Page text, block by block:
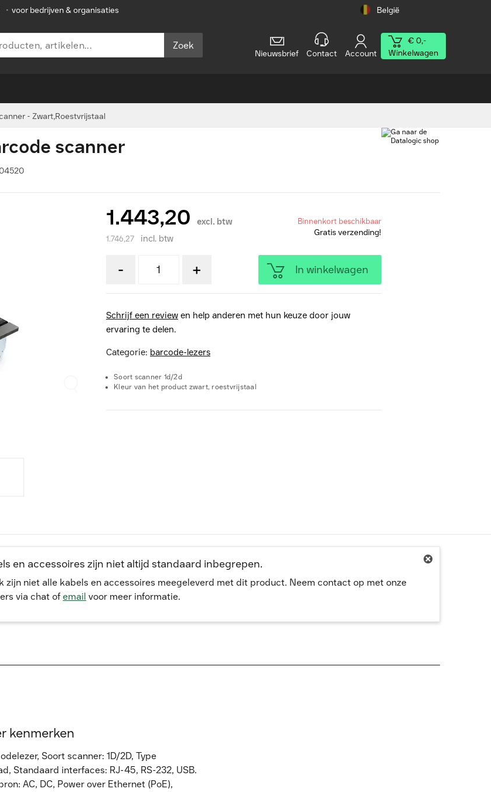
• voor bedrijven & organisaties België
Zoek
Nieuwsbrief Contact Account
€ 0,-
Winkelwagen
- Zwart,Roestvrijstaal
scanner
1.443,20 excl. btw
1.746,27 incl. btw
Binnenkort beschikbaar
Gratis verzending!
- + In winkelwagen
Schrijf een review en help anderen met hun keuze door jouw
ervaring te delen.
Categorie: barcode-lezers
Soort scanner 1d/2d
Kleur van het product zwart, roestvrijstaal
en accessoires zijn niet altijd standaard inbegrepen.
zijn niet alle kabels en accessoires meegeleverd met dit product. Neem contact op met onze
via chat ofemail voor meer informatie.
kenmerken
Soort scanner: 1D/2D, Type
Standaard interfaces: RJ-45, RS-232, USB.
AC, DC, Power over Ethernet (PoE),